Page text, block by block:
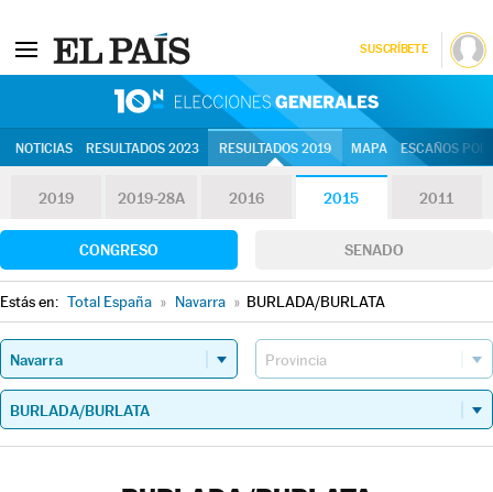
SUSCRÍBETE
NOTICIAS RESULTADOS 2023 RESULTADOS 2019 MAPA ESCAÑOS
2019 2019-28A 2016 2015 2011
CONGRESO SENADO
Estás en: Total España » Navarra » BURLADA/BURLATA